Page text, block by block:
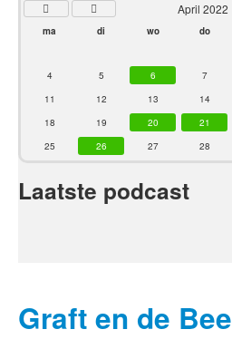
April 2022
ma di wo do
4
5 6 7
11
12 13 14
18
19 20 21
25
26 27 28
Laatste podcast
Graft en de